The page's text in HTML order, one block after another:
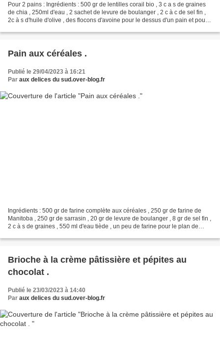
Pour 2 pains : Ingrédients : 500 gr de lentilles corail bio , 3 c a s de graines
de chia , 250ml d'eau , 2 sachet de levure de boulanger , 2 c à c de sel fin ,
2c à s d'huile d'olive , des flocons d'avoine pour le dessus d'un pain et pour
Pain aux céréales .
Publié le 29/04/2023 à 16:21
Par aux delices du sud.over-blog.fr
Ingrédients : 500 gr de farine complète aux céréales , 250 gr de farine de
Manitoba , 250 gr de sarrasin , 20 gr de levure de boulanger , 8 gr de sel fin ,
2 c à s de graines , 550 ml d'eau tiède , un peu de farine pour le plan de
Brioche à la crème pâtissière et pépites au
chocolat .
Publié le 23/03/2023 à 14:40
Par aux delices du sud.over-blog.fr